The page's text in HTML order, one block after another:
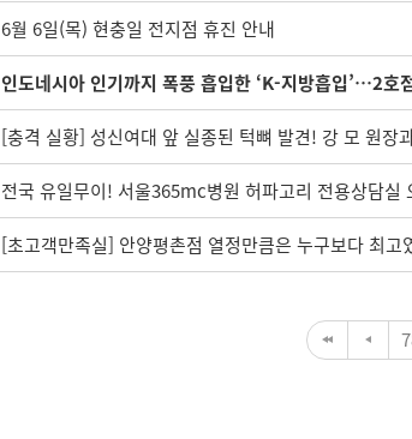
6월 6일(목) 현충일 전지점 휴진 안내
인도네시아 인기까지 폭풍 흡입한 ‘K-지방흡입’…2호
[충격 실황] 성신여대 앞 실종된 턱뼈 발견! 강 모 원장
전국 유일무이! 서울365mc병원 허파고리 전용상담실
[초고객만족실] 안양평촌점 열정만큼은 누구보다 최고